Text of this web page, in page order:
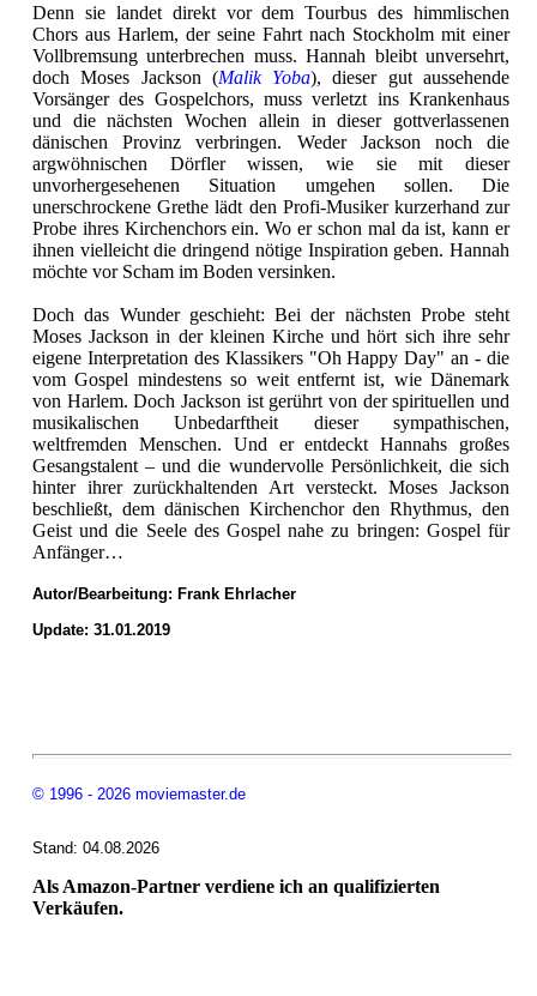
Denn sie landet direkt vor dem Tourbus des himmlischen
Chors aus Harlem, der seine Fahrt nach Stockholm mit einer
Vollbremsung unterbrechen muss. Hannah bleibt unversehrt,
doch Moses Jackson (Malik Yoba), dieser gut aussehende
Vorsänger des Gospelchors, muss verletzt ins Krankenhaus
und die nächsten Wochen allein in dieser gottverlassenen
dänischen Provinz verbringen. Weder Jackson noch die
argwöhnischen Dörfler wissen, wie sie mit dieser
unvorhergesehenen Situation umgehen sollen. Die
unerschrockene Grethe lädt den Profi-Musiker kurzerhand zur
Probe ihres Kirchenchors ein. Wo er schon mal da ist, kann er
ihnen vielleicht die dringend nötige Inspiration geben. Hannah
möchte vor Scham im Boden versinken.
Doch das Wunder geschieht: Bei der nächsten Probe steht
Moses Jackson in der kleinen Kirche und hört sich ihre sehr
eigene Interpretation des Klassikers "Oh Happy Day" an - die
vom Gospel mindestens so weit entfernt ist, wie Dänemark
von Harlem. Doch Jackson ist gerührt von der spirituellen und
musikalischen Unbedarftheit dieser sympathischen,
weltfremden Menschen. Und er entdeckt Hannahs großes
Gesangstalent – und die wundervolle Persönlichkeit, die sich
hinter ihrer zurückhaltenden Art versteckt. Moses Jackson
beschließt, dem dänischen Kirchenchor den Rhythmus, den
Geist und die Seele des Gospel nahe zu bringen: Gospel für
Anfänger…
Autor/Bearbeitung: Frank Ehrlacher
Update: 31.01.2019
© 1996 - 2026 moviemaster.de
Stand: 04.08.2026
Als Amazon-Partner verdiene ich an qualifizierten
Verkäufen.